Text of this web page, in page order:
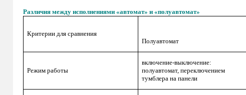
Различия между исполнениями «автомат» и «полуавтомат»
Критерии для сравнения
Полуавтомат
Режим работы
включение-выключение:
полуавтомат, переключением
тумблера на панели